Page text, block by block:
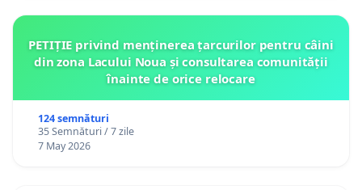
PETIȚIE privind menținerea țarcurilor pentru câini
din zona Lacului Noua și consultarea comunității
înainte de orice relocare
124 semnături
35 Semnături / 7 zile
7 May 2026